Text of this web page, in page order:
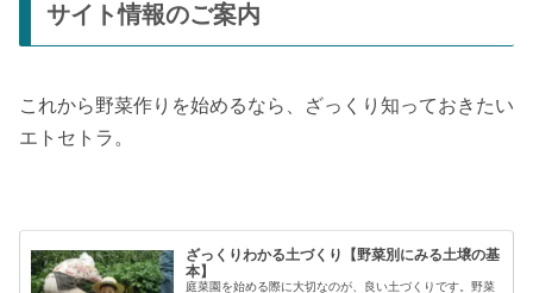
サイト情報のご案内
これから野菜作りを始めるなら、ざっくり知っておきたい
エトセトラ。
ざっくりわかる土づくり【野菜別にみる土壌の基
本】
庭菜園を始める際に大切なのが、良い土づくりです。野菜